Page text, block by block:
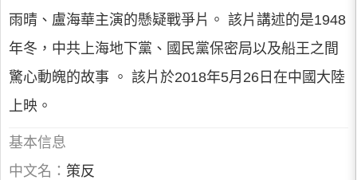
雨晴、盧海華主演的懸疑戰爭片。 該片講述的是1948
年冬，中共上海地下黨、國民黨保密局以及船王之間
驚心動魄的故事 。 該片於2018年5月26日在中國大陸
上映。
基本信息
中文名： 策反